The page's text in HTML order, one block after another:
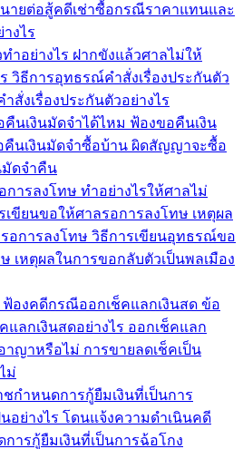
ายต่อสู้คดีเช่าซื้อกรณีราคาแทนและ
งไร
ำอย่างไร ฝากขังแล้วศาลไม่ให้
วิธีการอุทธรณ์คำสั่งเรื่องประกันตัว
สั่งเรื่องประกันตัวอย่างไร
นเงินมัดจำได้ไหม ฟ้องขอคืนเงิน
คืนเงินมัดจำซื้อบ้าน ผิดสัญญาจะซื้อ
มัดจำคืน
การลงโทษ ทำอย่างไรให้ศาลไม่
เขียนขอให้ศาลรอการลงโทษ เหตุผล
อการลงโทษ วิธีการเขียนอุทธรณ์ขอ
เหตุผลในการขอกลับตัวเป็นพลเมือง
ฟ้องคดีกรณีออกเช็คแลกเงินสด ข้อ
ลกเงินสดอย่างไร ออกเช็คแลก
าญาหรือไม่ การขายลดเช็คเป็น
ม่
กำหนดการกู้ยืมเงินที่เป็นการ
อย่างไร โดนแจ้งความดำเนินคดี
ารกู้ยืมเงินที่เป็นการฉ้อโกง